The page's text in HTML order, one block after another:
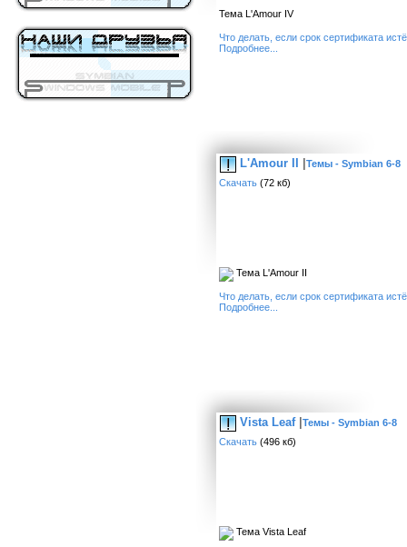
Тема L'Amour IV
Что делать, если срок сертификата
Подробнее...
L'Amour II |Темы - Symbian 6-8
Скачать (72 кб)
Тема L'Amour II
Что делать, если срок сертификата
Подробнее...
Vista Leaf|Темы - Symbian 6-8
Скачать (496 кб)
Тема Vista Leaf